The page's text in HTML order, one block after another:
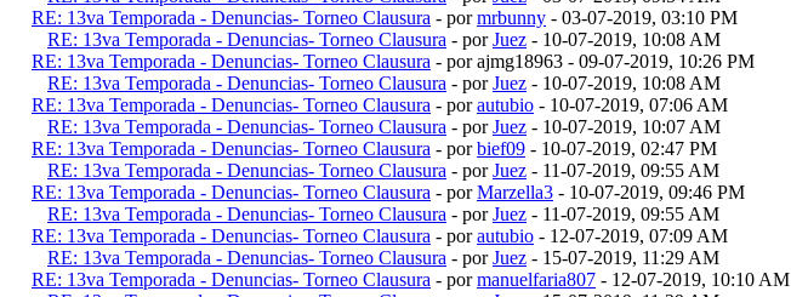
RE: 13va Temporada - Denuncias- Torneo Clausura - pormrbunny - 03-07-2019, 03:10 PM
RE: 13va Temporada - Denuncias- Torneo Clausura - porJuez - 10-07-2019, 10:08 AM
RE: 13va Temporada - Denuncias- Torneo Clausura - por ajmg18963 - 09-07-2019, 10:26 PM
RE: 13va Temporada - Denuncias- Torneo Clausura - porJuez - 10-07-2019, 10:08 AM
RE: 13va Temporada - Denuncias- Torneo Clausura - porautubio - 10-07-2019, 07:06 AM
RE: 13va Temporada - Denuncias- Torneo Clausura - porJuez - 10-07-2019, 10:07 AM
RE: 13va Temporada - Denuncias- Torneo Clausura - porbief09 - 10-07-2019, 02:47 PM
RE: 13va Temporada - Denuncias- Torneo Clausura - porJuez - 11-07-2019, 09:55 AM
RE: 13va Temporada - Denuncias- Torneo Clausura - porMarzella3 - 10-07-2019, 09:46 PM
RE: 13va Temporada - Denuncias- Torneo Clausura - porJuez - 11-07-2019, 09:55 AM
RE: 13va Temporada - Denuncias- Torneo Clausura - porautubio - 12-07-2019, 07:09 AM
RE: 13va Temporada - Denuncias- Torneo Clausura - porJuez - 15-07-2019, 11:29 AM
RE: 13va Temporada - Denuncias- Torneo Clausura - pormanuelfaria807 - 12-07-2019, 10:10 AM